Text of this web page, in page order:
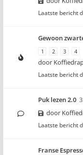
Laatste bericht
Gewoon
1 2 3 4
door
Laatste bericht
Puk lezen 2.0
door
Laatste bericht
Franse